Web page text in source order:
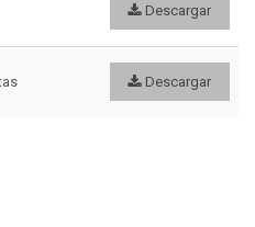
Descargar
Descargar